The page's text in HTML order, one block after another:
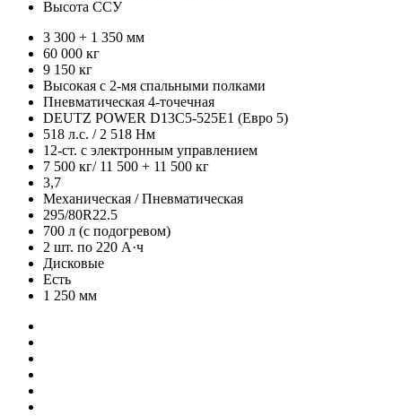
Высота ССУ
3 300 + 1 350 мм
60 000 кг
9 150 кг
Высокая с 2-мя спальными полками
Пневматическая 4-точечная
DEUTZ POWER D13C5-525E1 (Евро 5)
518 л.с. / 2 518 Нм
12-ст. с электронным управлением
7 500 кг/ 11 500 + 11 500 кг
3,7
Механическая / Пневматическая
295/80R22.5
700 л (с подогревом)
2 шт. по 220 А·ч
Дисковые
Есть
1 250 мм